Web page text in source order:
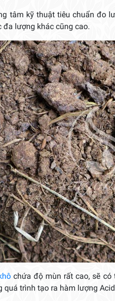
tâm kỹ thuật tiêu chuẩn đo
đa lượng khác cũng cao.
chứa độ mùn rất cao, sẽ có
quá trình tạo ra hàm lượng